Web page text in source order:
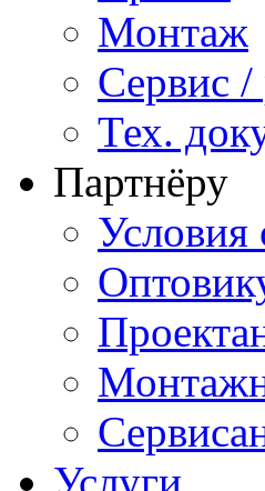
Монтаж
Сервис
Тех.
Партнёру
Условия
Услуги